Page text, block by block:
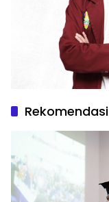
Rekomendasi